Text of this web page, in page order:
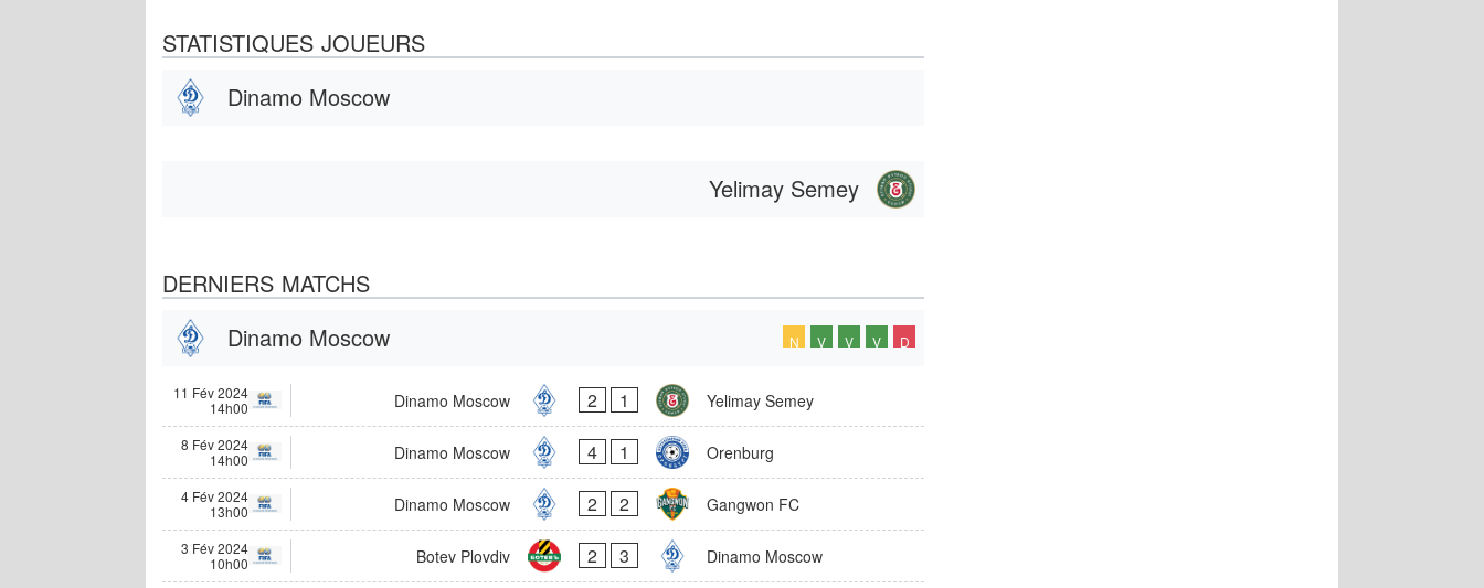
STATISTIQUES JOUEURS
Dinamo Moscow
Yelimay Semey
DERNIERS MATCHS
Dinamo Moscow
N V V V D
11 Fév 2024
14h00
Dinamo Moscow 2 1 Yelimay Semey
8 Fév 2024
14h00
Dinamo Moscow 4 1 Orenburg
4 Fév 2024
13h00
Dinamo Moscow 2 2 Gangwon FC
3 Fév 2024
10h00
Botev Plovdiv 2 3 Dinamo Moscow